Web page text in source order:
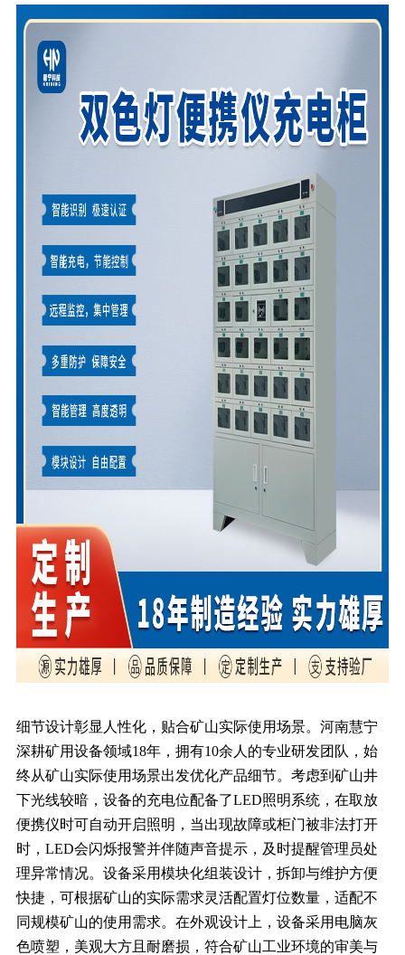
细节设计彰显人性化，贴合矿山实际使用场景。河南慧宁
深耕矿用设备领域18年，拥有10余人的专业研发团队，始
终从矿山实际使用场景出发优化产品细节。考虑到矿山井
下光线较暗，设备的充电位配备了LED照明系统，在取放
便携仪时可自动开启照明，当出现故障或柜门被非法打开
时，LED会闪烁报警并伴随声音提示，及时提醒管理员处
理异常情况。设备采用模块化组装设计，拆卸与维护方便
快捷，可根据矿山的实际需求灵活配置灯位数量，适配不
同规模矿山的使用需求。在外观设计上，设备采用电脑灰
色喷塑，美观大方且耐磨损，符合矿山工业环境的审美与